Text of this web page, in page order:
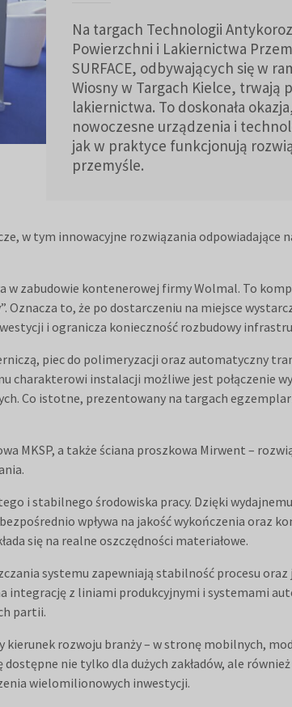
Na targach Technologii
Powierzchni i Lakiernictwa
SURFACE, odbywających się w
Wiosny w Targach Kielce, trwają
lakiernictwa. To doskonała
nowoczesne urządzenia i
jak w praktyce funkcjonują
przemyśle.
w tym innowacyjne rozwiązania odpowiadające
w zabudowie kontenerowej firmy Wolmal. To
to, że po dostarczeniu na miejsce
i ogranicza konieczność rozbudowy
piec do polimeryzacji oraz automatyczny
charakterowi instalacji możliwe jest połączenie
Co istotne, prezentowany na targach
MKSP, a także ściana proszkowa Mirwent –
i stabilnego środowiska pracy. Dzięki
wpływa na jakość wykończenia oraz
się na realne oszczędności materiałowe.
systemu zapewniają stabilność procesu
integrację z liniami produkcyjnymi i systemami
partii.
rozwoju branży – w stronę mobilnych,
nie tylko dla dużych zakładów, ale
wielomilionowych inwestycji.